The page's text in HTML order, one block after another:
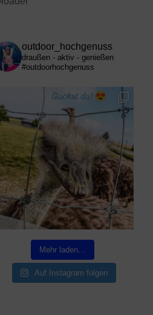
outdoor_hochgenuss
draußen - aktiv - genießen
#outdoorhochgenuss
Mehr laden…
Auf Instagram folgen